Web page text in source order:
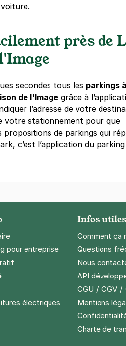
- Musée d'Art Moderne - La
(28 avis)
semaine(tarifs dégressifs)
rue Jacob Mayer
(32 avis)
- Parlement Européen -
du Général Ducrot
près de
secondes tous les parkings à
de l'Image grâce à
l’adresse de votre
votre stationnement pour que
propositions de parkings qui
c’est l’application du
pour entreprise
électriques
Infos utiles
Comment ça
Questions
Nous
API
CGU / CGV/
Mentions
Charte de